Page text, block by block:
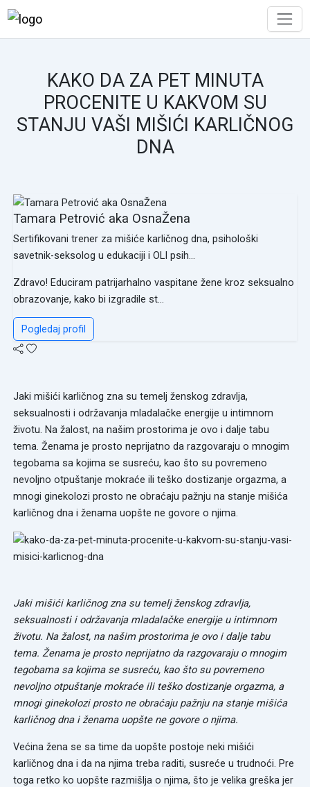
KAKO DA ZA PET MINUTA
PROCENITE U KAKVOM SU
STANJU VAŠI MIŠIĆI KARLIČNOG
DNA
Tamara Petrović aka OsnaŽena
Sertifikovani trener za mišiće karličnog dna, psihološki
savetnik-seksolog u edukaciji i OLI psih...
Zdravo! Educiram patrijarhalno vaspitane žene kroz seksualno
obrazovanje, kako bi izgradile st...
Pogledaj profil
Jaki mišići karličnog zna su temelj ženskog zdravlja,
seksualnosti i održavanja mladalačke energije u intimnom
životu. Na žalost, na našim prostorima je ovo i dalje tabu
tema. Ženama je prosto neprijatno da razgovaraju o mnogim
tegobama sa kojima se susreću, kao što su povremeno
nevoljno otpuštanje mokraće ili teško dostizanje orgazma, a
mnogi ginekolozi prosto ne obraćaju pažnju na stanje mišića
karličnog dna i ženama uopšte ne govore o njima.
Jaki mišići karličnog zna su temelj ženskog zdravlja,
seksualnosti i održavanja mladalačke energije u intimnom
životu. Na žalost, na našim prostorima je ovo i dalje tabu
tema. Ženama je prosto neprijatno da razgovaraju o mnogim
tegobama sa kojima se susreću, kao što su povremeno
nevoljno otpuštanje mokraće ili teško dostizanje orgazma, a
mnogi ginekolozi prosto ne obraćaju pažnju na stanje mišića
karličnog dna i ženama uopšte ne govore o njima.
Većina žena se sa time da uopšte postoje neki mišići
karličnog dna i da na njima treba raditi, susreće u trudnoći. Pre
toga retko ko uopšte razmišlja o njima, što je velika greška jer